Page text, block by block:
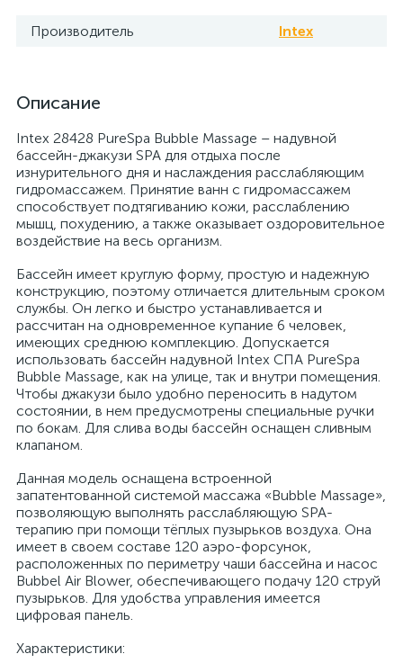
Производитель Intex
Описание
Intex 28428 PureSpa Bubble Massage – надувной
бассейн-джакузи SPA для отдыха после
изнурительного дня и наслаждения расслабляющим
гидромассажем. Принятие ванн с гидромассажем
способствует подтягиванию кожи, расслаблению
мышц, похудению, а также оказывает оздоровительное
воздействие на весь организм.
Бассейн имеет круглую форму, простую и надежную
конструкцию, поэтому отличается длительным сроком
службы. Он легко и быстро устанавливается и
рассчитан на одновременное купание 6 человек,
имеющих среднюю комплекцию. Допускается
использовать бассейн надувной Intex СПА PureSpa
Bubble Massage, как на улице, так и внутри помещения.
Чтобы джакузи было удобно переносить в надутом
состоянии, в нем предусмотрены специальные ручки
по бокам. Для слива воды бассейн оснащен сливным
клапаном.
Данная модель оснащена встроенной
запатентованной системой массажа «Bubble Massage»,
позволяющую выполнять расслабляющую SPA-
терапию при помощи тёплых пузырьков воздуха. Она
имеет в своем составе 120 аэро-форсунок,
расположенных по периметру чаши бассейна и насос
Bubbel Air Blower, обеспечивающего подачу 120 струй
пузырьков. Для удобства управления имеется
цифровая панель.
Характеристики: